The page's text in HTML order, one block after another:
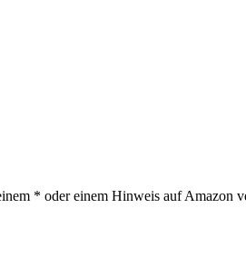
* oder einem Hinweis auf Amazon